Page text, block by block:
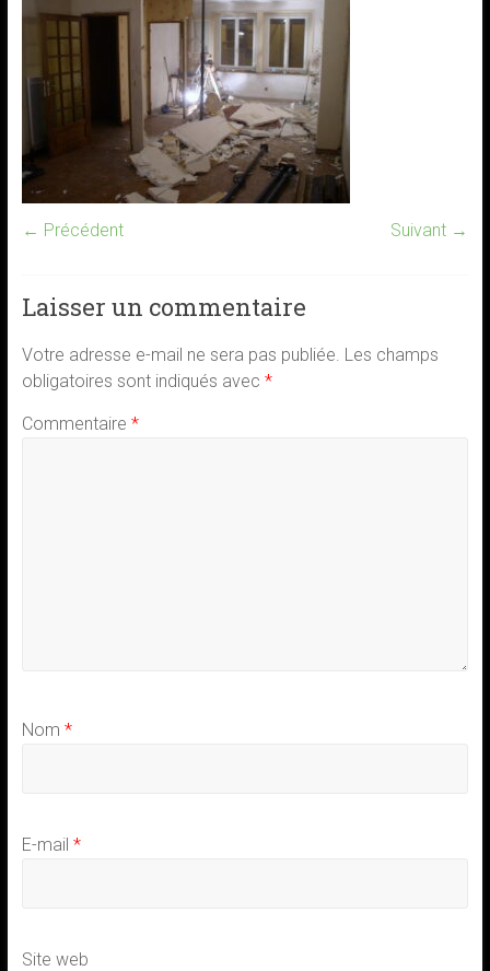
← Précédent Suivant →
Laisser un commentaire
Votre adresse e-mail ne sera pas publiée. Les champs
obligatoires sont indiqués avec *
Commentaire *
Nom *
E-mail *
Site web